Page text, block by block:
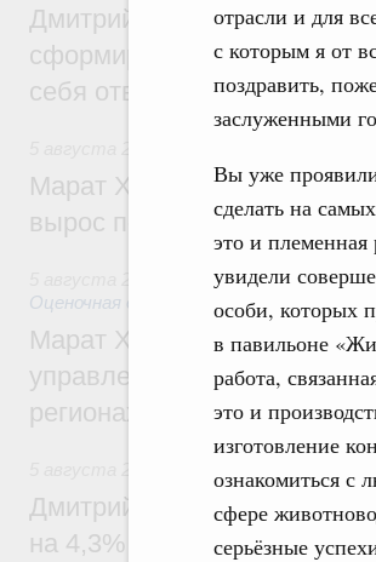
отрасли и для
с которым я от
поздравить,
заслуженными
Вы уже
сделать на
это и племенная
увидели
особи, которых
в павильоне
работа,
это и
изготовление
ознакомиться с
сфере
серьёзные
Дмитрий Чернышенко:
сформировал целое
себя ответственность за
Марат Хуснуллин: Ввод
вырос почти на треть
Земельные
Оценочная деятельность
Марат Хуснуллин: По
управление «ДОМ.РФ»
регионах
Внутренний и въездной
Дмитрий Чернышенко:
на 4,3%, въездной – на